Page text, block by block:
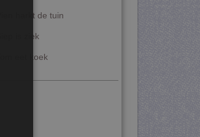
Pien harkt de tuin
Siep is ziek
Tom eet koek